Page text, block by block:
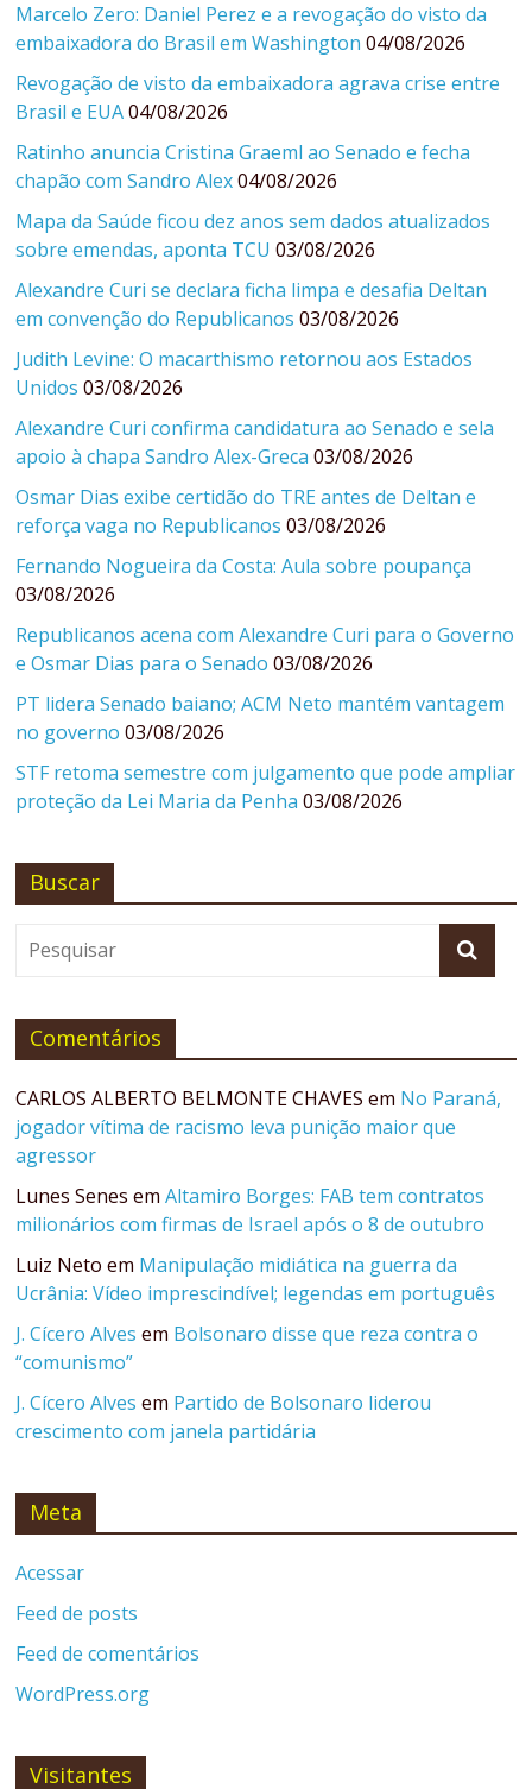
Marcelo Zero: Daniel Perez e a revogação do visto da
embaixadora do Brasil em Washington 04/08/2026
Revogação de visto da embaixadora agrava crise entre
Brasil e EUA 04/08/2026
Ratinho anuncia Cristina Graeml ao Senado e fecha
chapão com Sandro Alex 04/08/2026
Mapa da Saúde ficou dez anos sem dados atualizados
sobre emendas, aponta TCU 03/08/2026
Alexandre Curi se declara ficha limpa e desafia Deltan
em convenção do Republicanos 03/08/2026
Judith Levine: O macarthismo retornou aos Estados
Unidos 03/08/2026
Alexandre Curi confirma candidatura ao Senado e sela
apoio à chapa Sandro Alex-Greca 03/08/2026
Osmar Dias exibe certidão do TRE antes de Deltan e
reforça vaga no Republicanos 03/08/2026
Fernando Nogueira da Costa: Aula sobre poupança
03/08/2026
Republicanos acena com Alexandre Curi para o Governo
e Osmar Dias para o Senado 03/08/2026
PT lidera Senado baiano; ACM Neto mantém vantagem
no governo 03/08/2026
STF retoma semestre com julgamento que pode ampliar
proteção da Lei Maria da Penha 03/08/2026
Buscar
Comentários
CARLOS ALBERTO BELMONTE CHAVES em No Paraná,
jogador vítima de racismo leva punição maior que
agressor
Lunes Senes emAltamiro Borges: FAB tem contratos
milionários com firmas de Israel após o 8 de outubro
Luiz Neto em Manipulação midiática na guerra da
Ucrânia: Vídeo imprescindível; legendas em português
J. Cícero Alves em Bolsonaro disse que reza contra o
“comunismo”
J. Cícero Alves em Partido de Bolsonaro liderou
crescimento com janela partidária
Meta
Acessar
Feed de posts
Feed de comentários
WordPress.org
Visitantes